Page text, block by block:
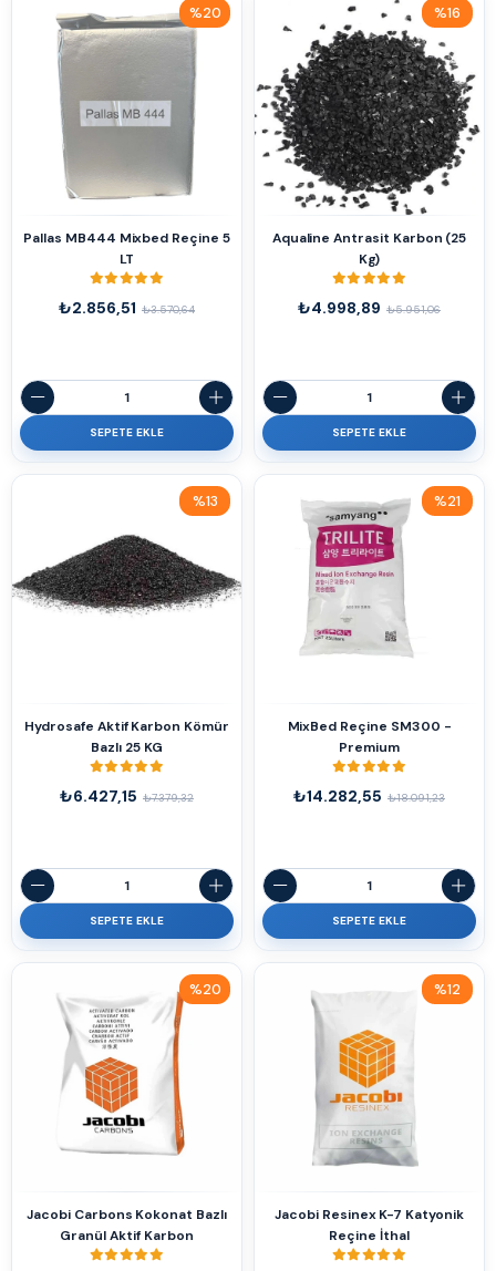
Pallas MB444 Mixbed Reçine 5
LT
₺2.856,51 ₺3.570,64
%20
%20İndirim
SEPETE EKLE
Aqualine Antrasit Karbon (25
Kg)
₺4.998,89 ₺5.951,06
%16
İndirim
%16İndirim
SEPETE EKLE
Hydrosafe Aktif Karbon Kömür
Bazlı 25 KG
₺6.427,15 ₺7.379,32
%13
%13İndirim
SEPETE EKLE
MixBed Reçine SM300 -
Premium
₺14.282,55 ₺18.091,23
%21
SEPETE EKLE
Jacobi Carbons Kokonat Bazlı
Granül Aktif Karbon
%20
Jacobi Resinex K-7 Katyonik
Reçine İthal
%12